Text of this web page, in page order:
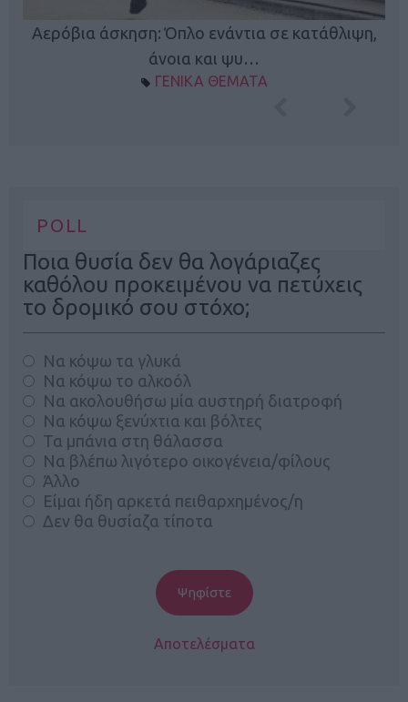
Αερόβια άσκηση: Όπλο ενάντια σε κατάθλιψη,
άνοια και ψυ…
ΓΕΝΙΚΑ ΘΕΜΑΤΑ
POLL
Ποια θυσία δεν θα λογάριαζες
καθόλου προκειμένου να πετύχεις
το δρομικό σου στόχο;
Να κόψω τα γλυκά
Να κόψω το αλκοόλ
Να ακολουθήσω μία αυστηρή διατροφή
Να κόψω ξενύχτια και βόλτες
Τα μπάνια στη θάλασσα
Να βλέπω λιγότερο οικογένεια/φίλους
Άλλο
Είμαι ήδη αρκετά πειθαρχημένος/η
Δεν θα θυσίαζα τίποτα
Αποτελέσματα